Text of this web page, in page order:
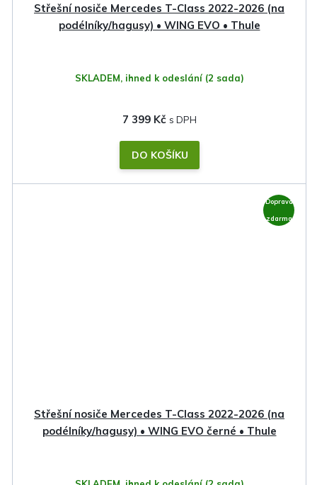
Střešní nosiče Mercedes T-Class 2022-2026 (na
podélníky/hagusy) • WING EVO • Thule
SKLADEM, ihned k odeslání (2 sada)
7 399 Kč
DO KOŠÍKU
Doprava
zdarma
Střešní nosiče Mercedes T-Class 2022-2026 (na
podélníky/hagusy) • WING EVO černé • Thule